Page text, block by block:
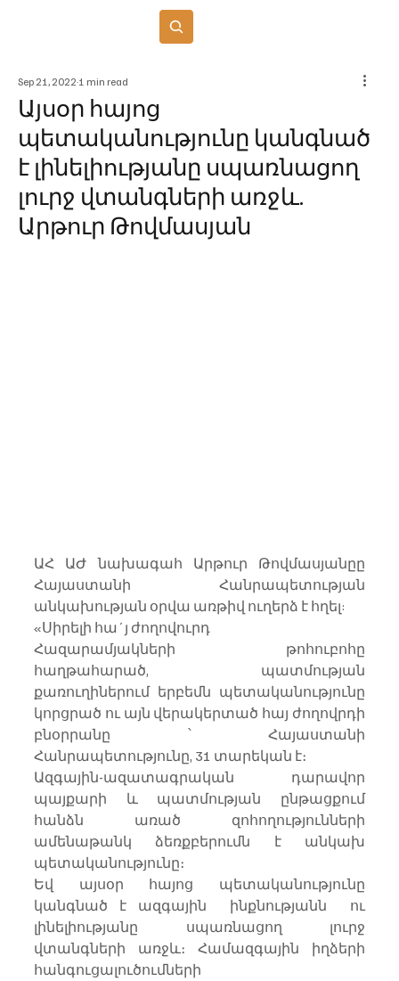
Այսօր հայոց
պետականությունը կանգնած
է լինելիությանը սպառնացող
լուրջ վտանգների առջև.
Արթուր Թովմասյան
Sep 21, 2022 1 min read
ԱՀ ԱԺ նախագահ Արթուր Թովմասյանըը
Հայաստանի Հանրապետության
անկախության օրվա առթիվ ուղերձ է հղել:
«Սիրելի հա´յ ժողովուրդ
Հազարամյակների թոհուբոհը
հաղթահարած, պատմության
քառուղիներում երբեմն պետականությունը
կորցրած ու այն վերակերտած հայ ժողովրդի
բնօրրանը ՝ Հայաստանի
Հանրապետությունը, 31 տարեկան է։
Ազգային-ազատագրական դարավոր
պայքարի և պատմության ընթացքում
հանձն առած զոհողությունների
ամենաթանկ ձեռքբերումն է անկախ
պետականությունը։
Եվ այսօր հայոց պետականությունը
կանգնած է ազգային  ինքնությանն  ու
լինելիությանը սպառնացող լուրջ
վտանգների առջև։ Համազգային իղձերի
հանգուցալուծումների